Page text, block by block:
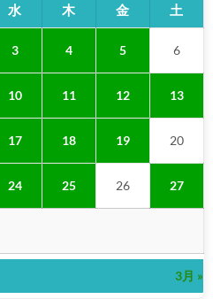
水 木 金 土
3 4 5 6
10 11 12 13
17 18 19 20
24 25 26 27
3月 »